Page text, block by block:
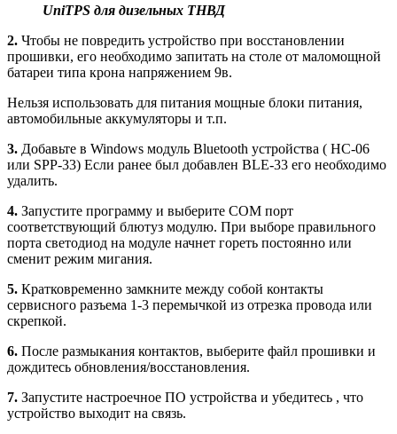
UniTPS для дизельных ТНВД
2. Чтобы не повредить устройство при восстановлении
прошивки, его необходимо запитать на столе от маломощной
батареи типа крона напряжением 9в.
Нельзя использовать для питания мощные блоки питания,
автомобильные аккумуляторы и т.п.
3. Добавьте в Windows модуль Bluetooth устройства ( HC-06
или SPP-33) Если ранее был добавлен BLE-33 его необходимо
удалить.
4. Запустите программу и выберите COM порт
соответствующий блютуз модулю. При выборе правильного
порта светодиод на модуле начнет гореть постоянно или
сменит режим мигания.
5. Кратковременно замкните между собой контакты
сервисного разъема 1-3 перемычкой из отрезка провода или
скрепкой.
6. После размыкания контактов, выберите файл прошивки и
дождитесь обновления/восстановления.
7. Запустите настроечное ПО устройства и убедитесь , что
устройство выходит на связь.